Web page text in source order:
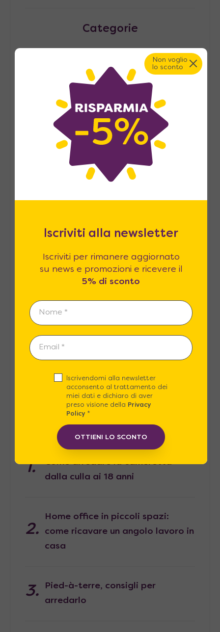
Categorie
Arredamento Camera da Letto
Arredo Cucina
Arredo Soggiorno
Dormire Bene
Infografiche
Letti a Scomparsa
Mobili Salvaspazio
Articoli Recenti
Come arredare la cameretta
dalla culla ai 18 anni
Home office in piccoli spazi:
come ricavare un angolo lavoro in
casa
Pied-à-terre, consigli per
arredarlo
Non voglio
lo sconto
Iscriviti alla newsletter
Iscriviti per rimanere aggiornato
su news e promozioni e ricevere il
5% di sconto
Iscrivendomi alla newsletter
acconsento al trattamento dei
miei dati e dichiaro di aver
preso visione della
Privacy
Policy*
OTTIENI LO SCONTO